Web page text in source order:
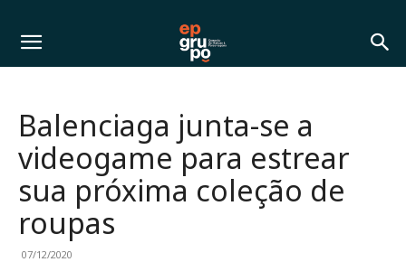
Balenciaga junta-se a
videogame para estrear
sua próxima coleção de
roupas
07/12/2020